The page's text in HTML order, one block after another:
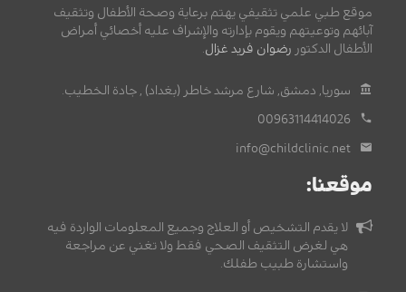
موقع طبي علمي تثقيفي يهتم برعاية وصحة الأطفال وتثقيف
آبائهم وتوعيتهم ويقوم بإدارته والإشراف عليه أخصائي أمراض
الأطفال الدكتور رضوان فريد غزال.
سوريا, دمشق, شارع مرشد خاطر (بغداد) , جادة الخطيب.
00963114414026
info@childclinic.net
موقعنا:
لا يقدم التشخيص أو العلاج وجميع المعلومات الواردة فيه
هي لغرض التثقيف الصحي فقط ولا تغني عن مراجعة
واستشارة طبيب طفلك.